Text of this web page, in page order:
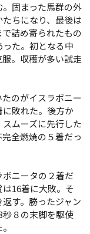
固まった馬群の外
ちになり、最後は
詰め寄られたもの
た。初となる中
。収穫が多い試走
のがイスラボニー
敗れた。後方か
ムーズに先行した
全燃焼の５着だっ
ニータの２着だ
16着に大敗。そ
す。勝ったジャン
８の末脚を駆使